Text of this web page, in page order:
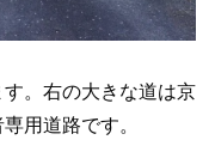
。右の大きな道は京
用道路です。